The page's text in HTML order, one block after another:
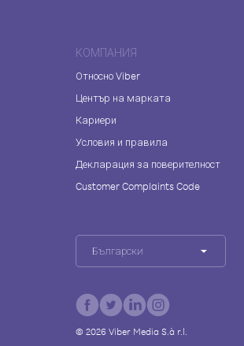
КОМПАНИЯ
Относно Viber
Център на марката
Кариери
Условия и правила
Декларация за поверителност
Customer Complaints Code
Български
© 2026Viber Media S.à r.l.